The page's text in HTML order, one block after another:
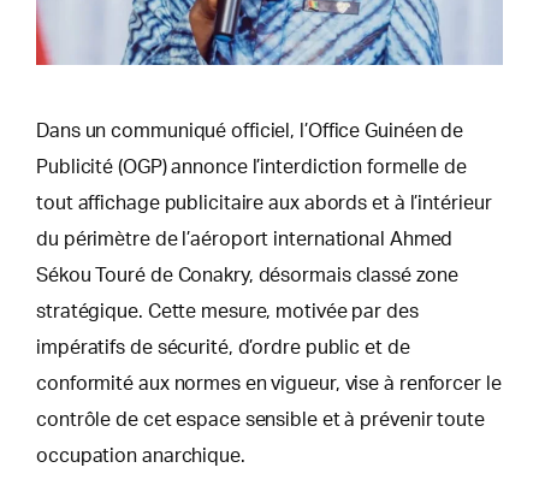
Dans un communiqué officiel, l’Office Guinéen de
Publicité (OGP) annonce l’interdiction formelle de
tout affichage publicitaire aux abords et à l’intérieur
du périmètre de l’aéroport international Ahmed
Sékou Touré de Conakry, désormais classé zone
stratégique. Cette mesure, motivée par des
impératifs de sécurité, d’ordre public et de
conformité aux normes en vigueur, vise à renforcer le
contrôle de cet espace sensible et à prévenir toute
occupation anarchique.